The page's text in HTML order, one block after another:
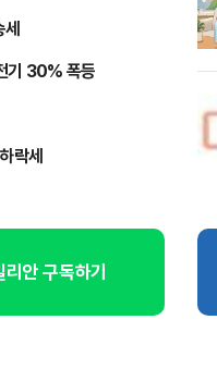
세
기 30% 폭등
락세
안 구독하기